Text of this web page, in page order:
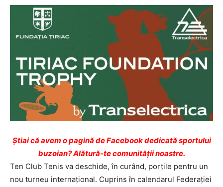
Ştiai că avem o pagină de Facebook dedicată sportului
buzoian? Alătură-te comunității noastre.
Ten Club Tenis va deschide, în curând, porțile pentru un
nou turneu internațional. Cuprins în calendarul Federației